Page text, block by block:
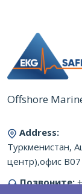
Offshore
Address:
Туркменистан,
центр),офис B07
Позвоните: